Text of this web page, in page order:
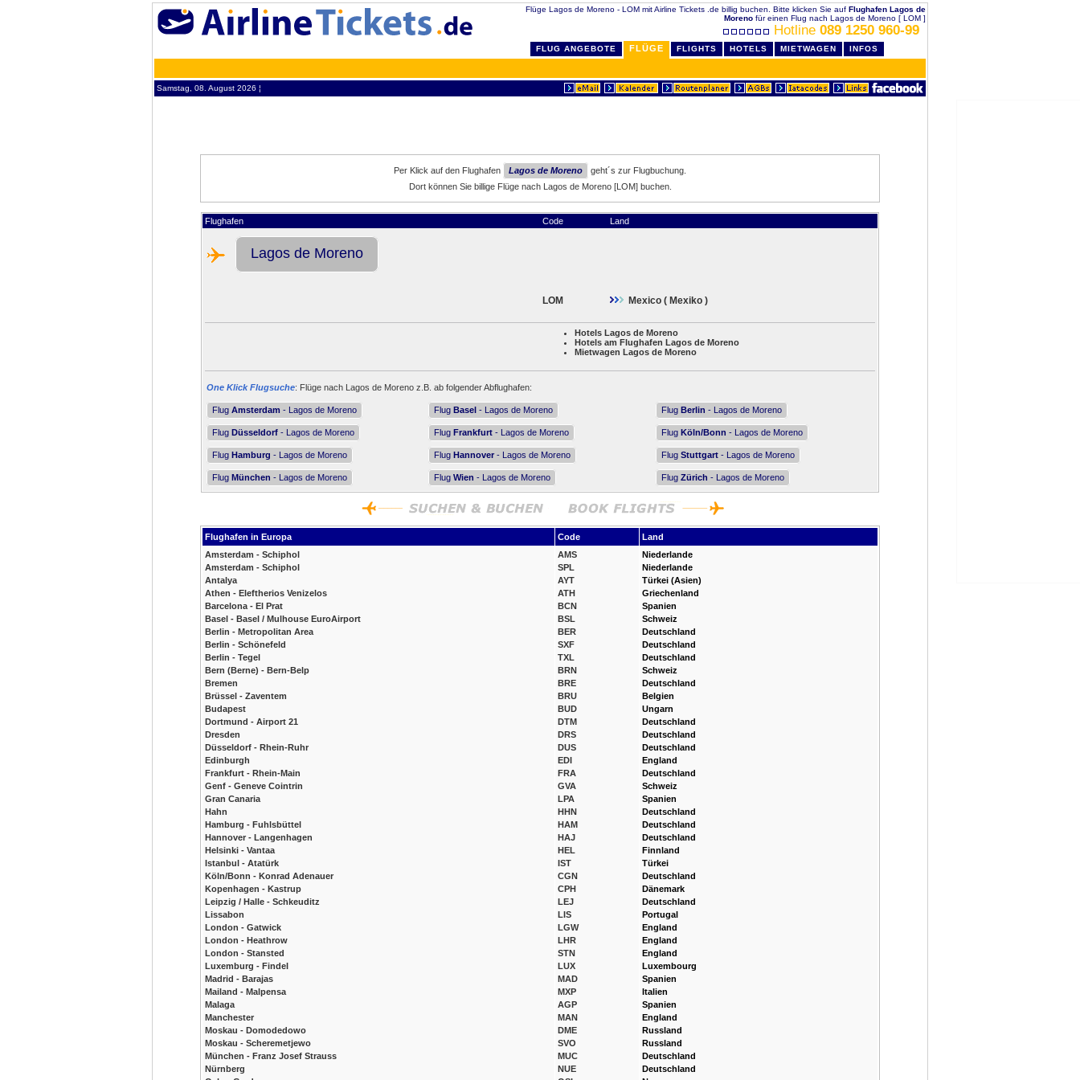
Flüge Lagos de Moreno - LOM mit Airline Tickets .de billig buchen. Bitte klicken Sie auf Flughafen Lagos de
Moreno für einen Flug nach Lagos de Moreno [ LOM ]
Hotline 089 1250 960-99
FLUG ANGEBOTE FLÜGE FLIGHTS HOTELS MIETWAGEN INFOS
Samstag, 08. August 2026 ¦
Per Klick auf den Flughafen Lagos de Moreno
geht´s zur Flugbuchung.
Dort können Sie billige Flüge nach Lagos de Moreno [LOM] buchen.
Flughafen Code Land
Lagos de Moreno
LOM Mexico ( Mexiko )
Hotels Lagos de Moreno
Hotels am Flughafen Lagos de Moreno
Mietwagen Lagos de Moreno
One Klick Flugsuche: Flüge nach Lagos de Moreno z.B. ab folgender Abflughafen:
Flug Amsterdam - Lagos de Moreno Flug Basel - Lagos de Moreno Flug Berlin - Lagos de Moreno
Flug Düsseldorf - Lagos de Moreno Flug Frankfurt - Lagos de Moreno Flug Köln/Bonn - Lagos de Moreno
Flug Hamburg - Lagos de Moreno Flug Hannover - Lagos de Moreno Flug Stuttgart - Lagos de Moreno
Flug München - Lagos de Moreno Flug Wien - Lagos de Moreno Flug Zürich - Lagos de Moreno
Flughafen in Europa Code
Land
Amsterdam - Schiphol
Amsterdam - Schiphol
Antalya
Athen - Eleftherios Venizelos
Barcelona - El Prat
Basel - Basel / Mulhouse EuroAirport
Berlin - Metropolitan Area
Berlin - Schönefeld
Berlin - Tegel
Bern (Berne) - Bern-Belp
Bremen
Brüssel - Zaventem
Budapest
Dortmund - Airport 21
Dresden
Düsseldorf - Rhein-Ruhr
Edinburgh
Frankfurt - Rhein-Main
Genf - Geneve Cointrin
Gran Canaria
Hahn
Hamburg - Fuhlsbüttel
Hannover - Langenhagen
Helsinki - Vantaa
Istanbul - Atatürk
Köln/Bonn - Konrad Adenauer
Kopenhagen - Kastrup
Leipzig / Halle - Schkeuditz
Lissabon
London - Gatwick
London - Heathrow
London - Stansted
Luxemburg - Findel
Madrid - Barajas
Mailand - Malpensa
Malaga
Manchester
Moskau - Domodedowo
Moskau - Scheremetjewo
München - Franz Josef Strauss
Nürnberg
AMS
SPL
AYT
ATH
BCN
BSL
BER
SXF
TXL
BRN
BRE
BRU
BUD
DTM
DRS
DUS
EDI
FRA
GVA
LPA
HHN
HAM
HAJ
HEL
IST
CGN
CPH
LEJ
LIS
LGW
LHR
STN
LUX
MAD
MXP
AGP
MAN
DME
SVO
MUC
NUE
Niederlande
Niederlande
Türkei (Asien)
Griechenland
Spanien
Schweiz
Deutschland
Deutschland
Deutschland
Schweiz
Deutschland
Belgien
Ungarn
Deutschland
Deutschland
Deutschland
England
Deutschland
Schweiz
Spanien
Deutschland
Deutschland
Deutschland
Finnland
Türkei
Deutschland
Dänemark
Deutschland
Portugal
England
England
England
Luxembourg
Spanien
Italien
Spanien
England
Russland
Russland
Deutschland
Deutschland